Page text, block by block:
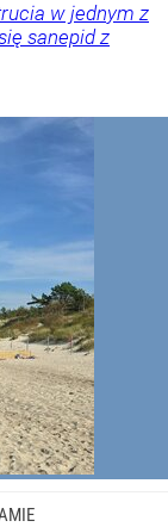
w jednym z
sanepid z